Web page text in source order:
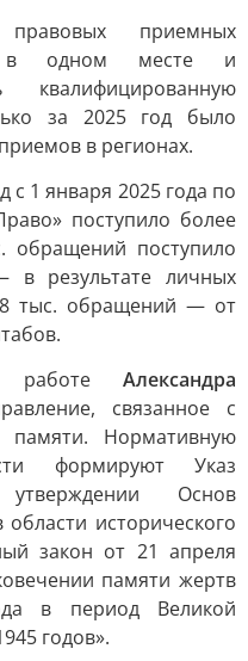
правовых приемных
в одном месте и
квалифицированную
за 2025 год было
в регионах.
с 1 января 2025 года по
поступило более
обращений поступило
в результате личных
тыс. обращений — от
работе Александра
связанное с
памяти. Нормативную
формируют Указ
Основ
исторического
закон от 21 апреля
памяти жертв
в период Великой
годов».